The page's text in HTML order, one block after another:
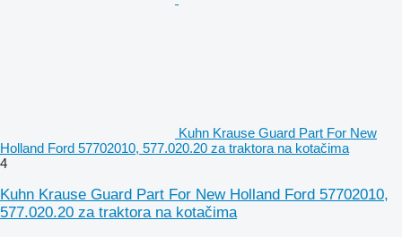
Kuhn Krause Guard Part For New
Holland Ford 57702010, 577.020.20 za traktora na kotačima
4
Kuhn Krause Guard Part For New Holland Ford 57702010,
577.020.20 za traktora na kotačima